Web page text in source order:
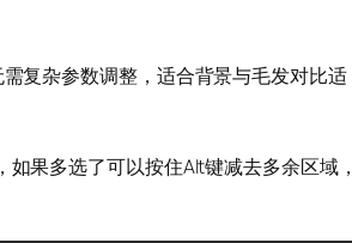
复杂参数调整，适合背景与毛发对比适
如果多选了可以按住Alt键减去多余区域，